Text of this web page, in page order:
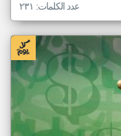
عدد الكلمات: ٢٣١